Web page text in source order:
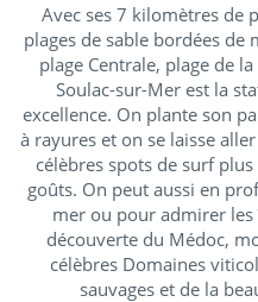
Avec ses 7 kilomètres de
plages de sable bordées de
plage Centrale, plage de
Soulac-sur-Mer est la
excellence. On plante son
à rayures et on se laisse
célèbres spots de surf
goûts. On peut aussi en
mer ou pour admirer les
découverte du Médoc,
célèbres Domaines
sauvages et de la